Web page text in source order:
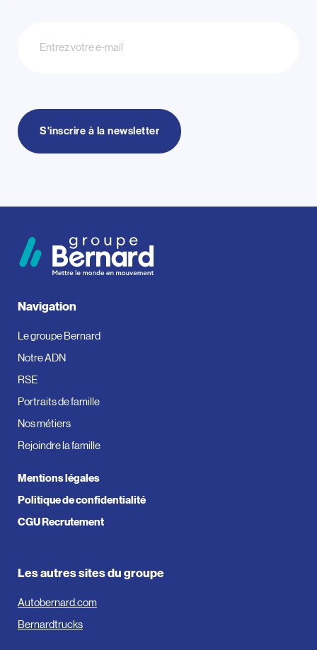
S'inscrire à la newsletter
Navigation
Le groupe Bernard
Notre ADN
RSE
Portraits de famille
Nos métiers
Rejoindre la famille
Mentions légales
Politique de confidentialité
CGU Recrutement
Les autres sites du groupe
Autobernard.com
Bernardtrucks